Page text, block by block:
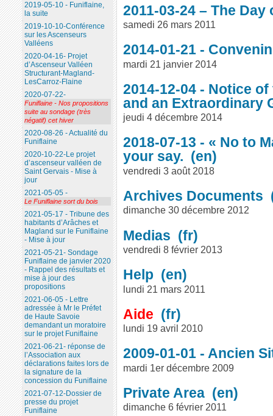
2011-03-24 – The
samedi 26 mars 2011
2014-01-21 -
mardi 21 janvier 2014
2014-12-04 - Notice
and an Extraordinary
jeudi 4 décembre 2014
2018-07-13 - « No to
your say.
vendredi 3 août 2018
Archives Documents
dimanche 30 décembre 2012
Medias
vendredi 8 février 2013
Help
lundi 21 mars 2011
Aide
lundi 19 avril 2010
2009-01-01 - Ancien
mardi 1er décembre 2009
Private Area
dimanche 6 février 2011
2019-05-10 - Funiflaine,
la suite
2019-10-10-Conférence
sur les Ascenseurs
Valléens
2020-04-16- Projet
d’Ascenseur Valléen
Structurant-Magland-
LesCarroz-Flaine
2020-07-22-
Funiflaine - Nos propositions
suite au sondage (très
négatif) cet hiver
2020-08-26 - Actualité du
Funiflaine
2020-10-22-Le projet
d’ascenseur valléen de
Saint Gervais - Mise à
jour
2021-05-05 -
Le Funiflaine sort du bois
2021-05-17 - Tribune des
habitants d’Arâches et
Magland sur le Funiflaine
- Mise à jour
2021-05-21- Sondage
Funiflaine de janvier 2020
- Rappel des résultats et
mise à jour des
propositions
2021-06-05 - Lettre
adressée à Mr le Préfet
de Haute Savoie
demandant un moratoire
sur le projet Funiflaine
2021-06-21- réponse de
l’Association aux
déclarations faites lors de
la signature de la
concession du Funiflaine
2021-07-12-Dossier de
presse du projet
Funiflaine